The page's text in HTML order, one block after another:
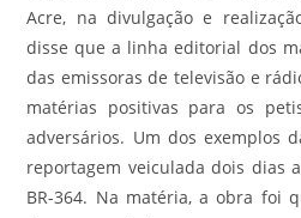
Acre, na divulgação e
disse que a linha editorial dos
das emissoras de televisão e
matérias positivas para os
adversários. Um dos exemplos
reportagem veiculada dois dias
BR-364. Na matéria, a obra foi